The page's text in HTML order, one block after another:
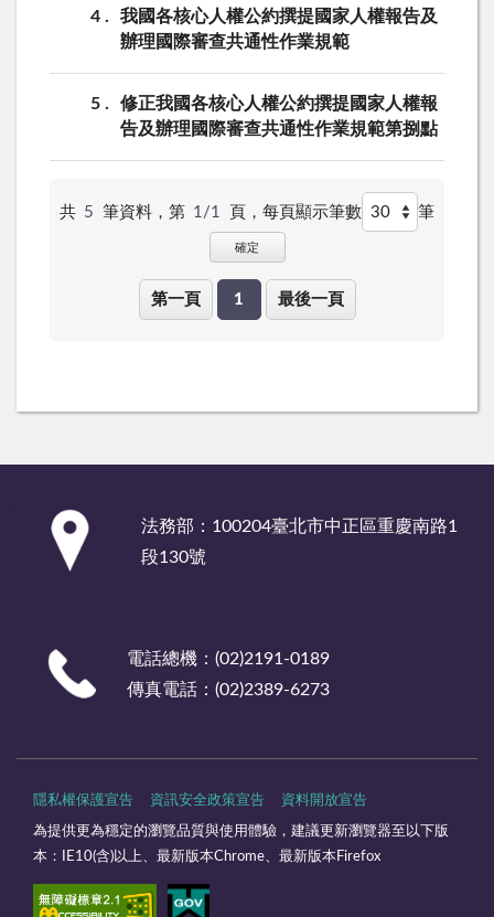
4
我國各核心人權公約撰提國家人權報告及
辦理國際審查共通性作業規範
5
修正我國各核心人權公約撰提國家人權報
告及辦理國際審查共通性作業規範第捌點
共 5 筆資料，第 1/1 頁， 每頁顯示筆數 筆
確定
第一頁 1 最後一頁
法務部：100204臺北市中正區重慶南路1
段130號
電話總機：(02)2191-0189
傳真電話：(02)2389-6273
隱私權保護宣告 資訊安全政策宣告 資料開放宣告
為提供更為穩定的瀏覽品質與使用體驗，建議更新瀏覽器至以下版
本：IE10(含)以上、最新版本Chrome、最新版本Firefox